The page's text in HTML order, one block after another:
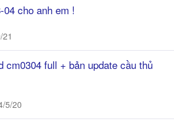
cho anh em !
cm0304 full + bản update cầu thủ
5/20